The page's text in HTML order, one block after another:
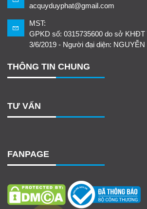
acquyduyphat@gmail.com
MST:
GPKD số: 0315735600 do sở
3/6/2019 - Người đại diện:
THÔNG TIN CHUNG
TƯ VẤN
FANPAGE